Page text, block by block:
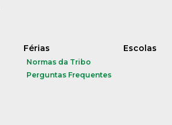
Férias
Normas da Tribo
Perguntas Frequentes
Escolas